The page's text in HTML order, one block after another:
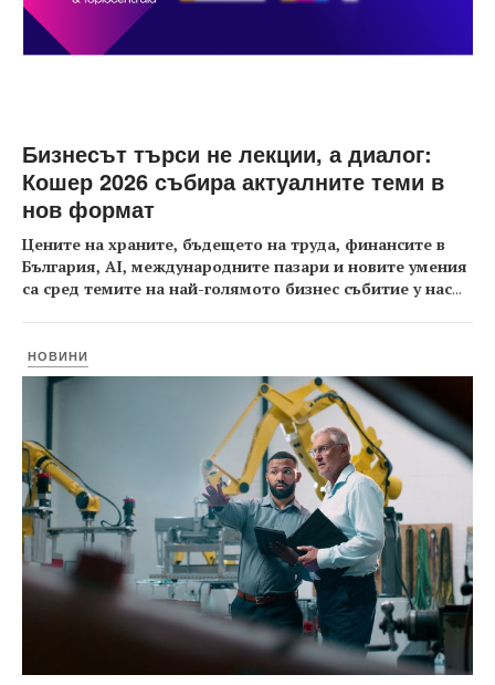
Бизнесът търси не лекции, а диалог:
Кошер 2026 събира актуалните теми в
нов формат
Цените на храните, бъдещето на труда, финансите в
България, AI, международните пазари и новите умения
са сред темите на най-голямото бизнес събитие у нас...
НОВИНИ